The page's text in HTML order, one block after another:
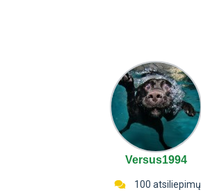
Versus1994
100 atsiliepimų